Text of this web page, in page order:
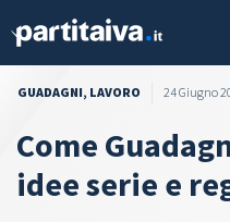
GUADAGNI, LAVORO 24 Giugno
Come
idee serie e